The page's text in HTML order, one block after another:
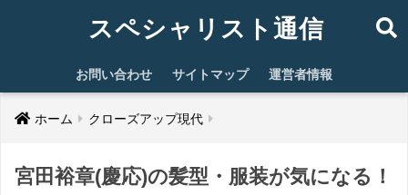
スペシャリスト通信
お問い合わせ サイトマップ 運営者情報
ホーム クローズアップ現代
宮田裕章(慶応)の髪型・服装が気になる！